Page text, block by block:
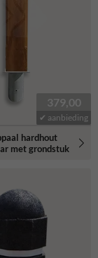
379,00
✔ aanbieding
hardhout
met grondstuk